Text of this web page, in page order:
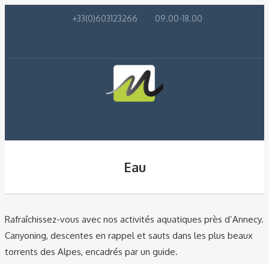
+33(0)603123266 09.00-18.00
Eau
Rafraîchissez-vous avec nos activités aquatiques près d’Annecy.
Canyoning, descentes en rappel et sauts dans les plus beaux
torrents des Alpes, encadrés par un guide.